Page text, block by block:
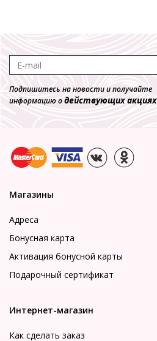
Подпишитесь на новости и получайте
информацию одействующих акциях
Магазины
Адреса
Бонусная карта
Активация бонусной карты
Подарочный сертификат
Интернет-магазин
Как сделать заказ